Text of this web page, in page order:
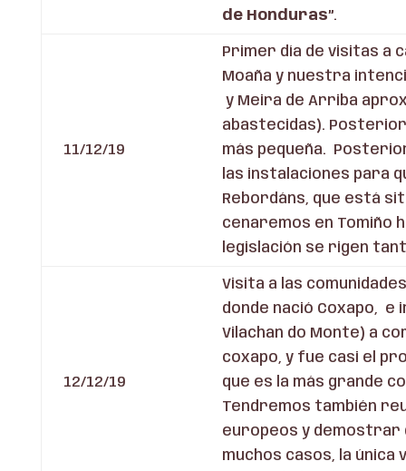
de Honduras”.
11/12/19
Primer día de visitas a
Moaña y nuestra
y Meira de Arriba
abastecidas).
más pequeña.
las instalaciones para
Rebordáns, que está
cenaremos en Tomiño
legislación se rigen
12/12/19
Visita a las
donde nació Coxapo, e
Vilachan do Monte) a
coxapo, y fue casi el
que es la más grande
Tendremos también
europeos y demostrar
muchos casos, la